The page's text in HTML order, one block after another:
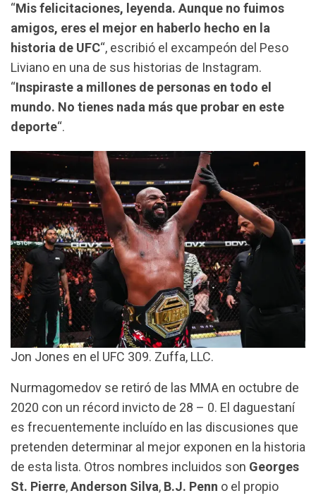
“Mis felicitaciones, leyenda. Aunque no fuimos
amigos, eres el mejor en haberlo hecho en la
historia de UFC“, escribió el excampeón del Peso
Liviano en una de sus historias de Instagram.
“Inspiraste a millones de personas en todo el
mundo. No tienes nada más que probar en este
deporte“.
Jon Jones en el UFC 309. Zuffa, LLC.
Nurmagomedov se retiró de las MMA en octubre de
2020 con un récord invicto de 28 – 0. El daguestaní
es frecuentemente incluído en las discusiones que
pretenden determinar al mejor exponen en la historia
de esta lista. Otros nombres incluidos son Georges
St. Pierre,Anderson Silva, B.J. Penn o el propio